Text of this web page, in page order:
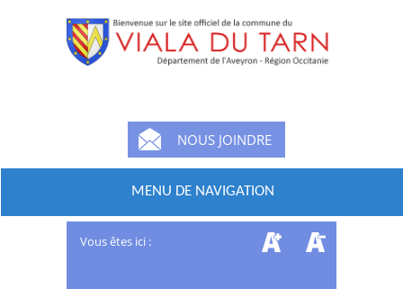
NOUS JOINDRE
MENU DE NAVIGATION
Vous êtes ici :